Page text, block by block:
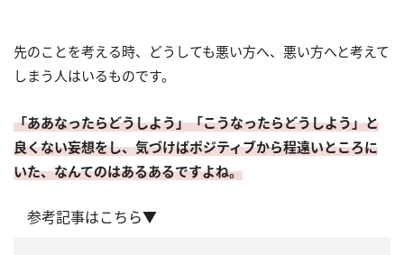
先のことを考える時、どうしても悪い方へ、悪い方へと考えて
しまう人はいるものです。
「ああなったらどうしよう」「こうなったらどうしよう」と
良くない妄想をし、気づけばポジティブから程遠いところに
いた、なんてのはあるあるですよね。
参考記事はこちら▼